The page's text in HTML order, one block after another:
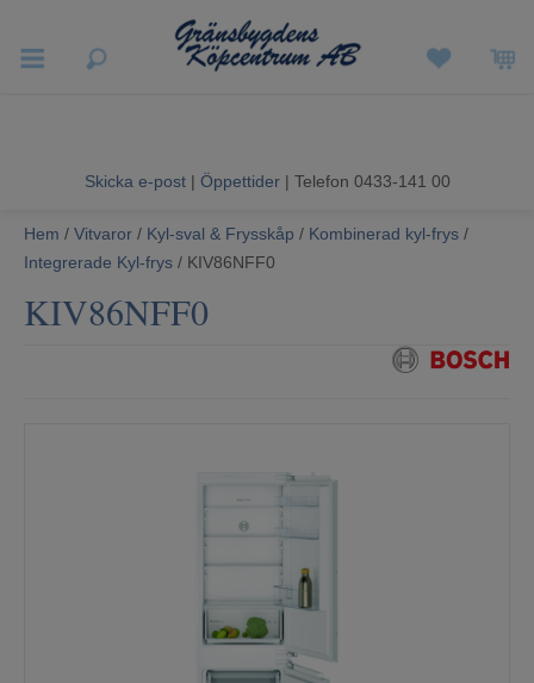
Sommarrea
Vitvaror
Skicka e-post | Öppettider| Telefon 0433-141 00
Hem / Vitvaror / Kyl-sval & Frysskåp / Kombinerad kyl-frys /
Integrerade Kyl-frys / KIV86NFF0
KIV86NFF0